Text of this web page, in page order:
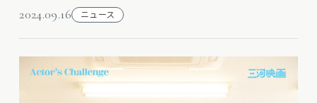
2024.09.16 ニュース